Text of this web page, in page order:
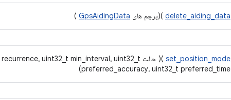
delete_aiding_data )(پرچم های GpsAidingData
)
set_position_mode )( حالت recurrence، uint32_t min_interval، uint32_t
preferred_accuracy، uint32_t preferred_time)